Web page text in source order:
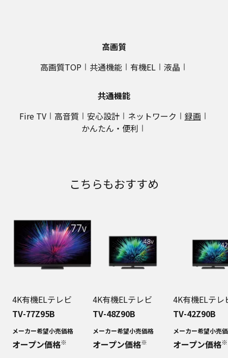
高画質
高画質TOP
共通機能 有機EL 液晶
共通機能
Fire TV
高音質 安心設計 ネットワーク
録画
かんたん・便利
こちらもおすすめ
4K有機ELテレビ
TV-77Z95B
メーカー希望小売価格
オープン価格※
4K有機ELテレビ
TV-48Z90B
メーカー希望小売価格
オープン価格※
4K有機ELテレ
TV-42Z90B
メーカー希望小売
オープン価格※